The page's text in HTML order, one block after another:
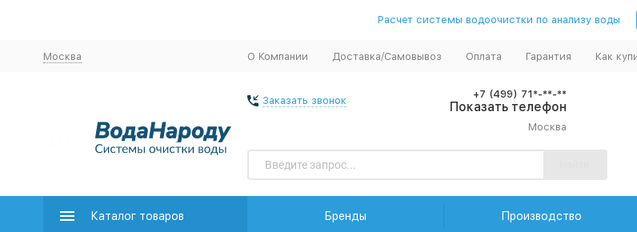
Расчет системы водоочистки по анализу воды
Москва О Компании Доставка/Самовывоз Оплата Гарантия Как
Заказать звонок
+7 (499) 71*-**-**
Показать телефон
Москва
Каталог товаров Бренды Производство